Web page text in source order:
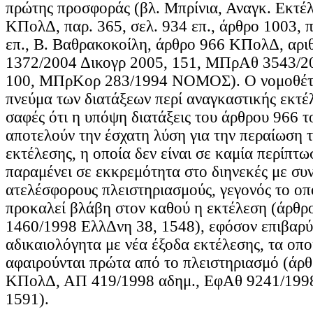
πρώτης προσφοράς (βλ. Μπρίνια, Αναγκ.
ΚΠολΔ, παρ. 365, σελ. 934 επ., άρθρο 1003,
επ., Β. Βαθρακοκοίλη, άρθρο 966 ΚΠολΔ,
1372/2004 Δικογρ 2005, 151, ΜΠρΑθ 3543/
100, ΜΠρΚορ 283/1994 ΝΟΜΟΣ). Ο
πνεύμα των διατάξεων περί αναγκαστικής
σαφές ότι η υπόψη διατάξεις του άρθρου
αποτελούν την έσχατη λύση για την περαίωση
εκτέλεσης, η οποία δεν είναι σε καμία
παραμένει σε εκκρεμότητα στο διηνεκές με
ατελέσφορους πλειστηριασμούς, γεγονός το
προκαλεί βλάβη στον καθού η εκτέλεση
1460/1998 ΕλλΔνη 38, 1548), εφόσον
αδικαιολόγητα με νέα έξοδα εκτέλεσης, τα
αφαιρούνται πρώτα από το πλειστηριασμό
ΚΠολΔ, ΑΠ 419/1998 αδημ., ΕφΑθ 9241/
1591).